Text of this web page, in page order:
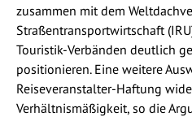
zusammen mit dem
Straßentransportwirtschaft
Touristik-Verbänden deutlich
positionieren. Eine weitere
Reiseveranstalter-Haftung
Verhältnismäßigkeit, so die